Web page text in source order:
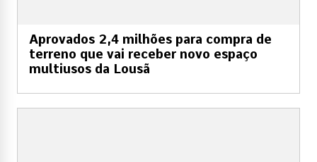
Aprovados 2,4 milhões para compra de
terreno que vai receber novo espaço
multiusos da Lousã